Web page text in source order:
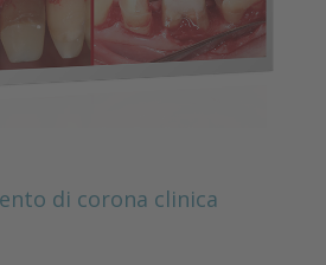
di corona clinica